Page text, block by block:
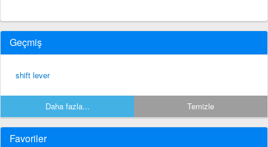
Geçmiş
shift lever
Daha fazla... Temizle
Favoriler